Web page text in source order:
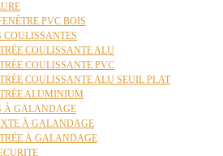
PVC BOIS
COULISSANTES
COULISSANTE ALU
COULISSANTE PVC
COULISSANTE ALU SEUIL PLAT
ALUMINIUM
À GALANDAGE
À GALANDAGE
À GALANDAGE